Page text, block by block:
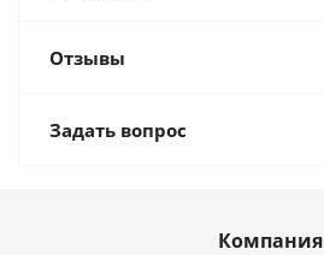
Отзывы
Задать вопрос
Компания